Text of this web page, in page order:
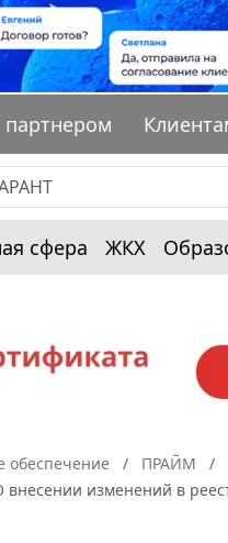
партнером
сфера ЖКХ
обеспечение
ПРАЙМ
изменений в